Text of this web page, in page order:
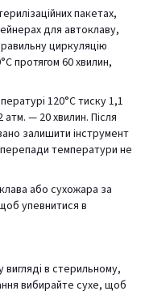
пакетах,
для автоклаву,
циркуляцію
протягом 60 хвилин,
120°C тиску 1,1
атм. — 20 хвилин. Після
залишити інструмент
температури не
або сухожара за
упевнитися в
в стерильному,
вибирайте сухе, щоб